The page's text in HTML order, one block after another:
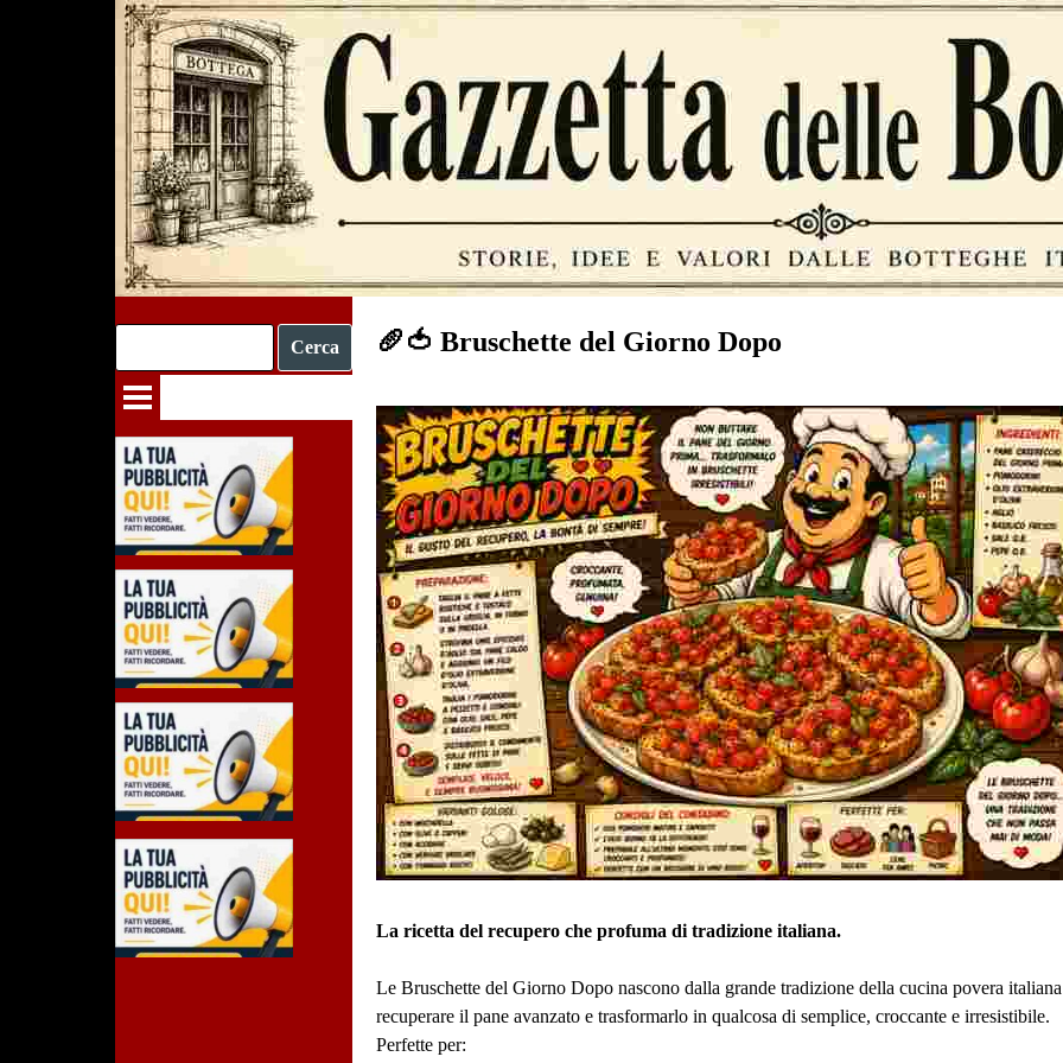
Cerca
🥖🍅 Bruschette del Giorno Dopo
La ricetta del recupero che profuma di tradizione italiana.
Le Bruschette del Giorno Dopo nascono dalla grande tradizione della cucina povera
recuperare il pane avanzato e trasformarlo in qualcosa di semplice, croccante e irresistibile.
Perfette per: